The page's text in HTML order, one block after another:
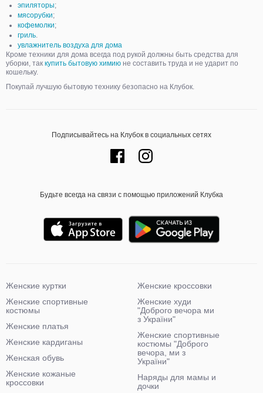
эпиляторы;
мясорубки;
кофемолки;
гриль.
увлажнитель воздуха для дома
Кроме техники для дома всегда под рукой должны быть средства для
уборки, так купить бытовую химию не составить труда и не ударит по
кошельку.
Покупай лучшую бытовую технику безопасно на Клубок.
Подписывайтесь на Клубок в социальных сетях
Будьте всегда на связи с помощью приложений Клубка
Женские куртки
Женские спортивные
костюмы
Женские платья
Женские кардиганы
Женская обувь
Женские кожаные
кроссовки
Женские кроссовки
Женские худи
"Доброго вечора ми
з України"
Женские спортивные
костюмы "Доброго
вечора, ми з
України"
Наряды для мамы и
дочки